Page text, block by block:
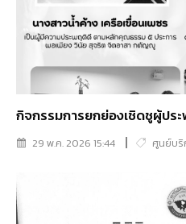
กิจกรรมการยกย่องเชิดชูผู้ปร
29 พ.ค. 2026 15:44 ศูนย์บ